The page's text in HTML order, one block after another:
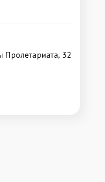
Пролетариата, 32